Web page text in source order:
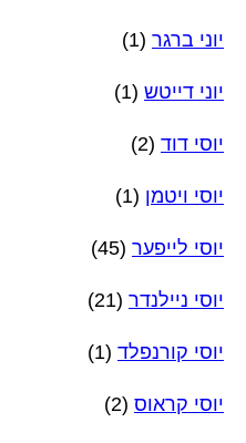
יוני ברגר (1)
יוני דייטש (1)
יוסי דוד (2)
יוסי ויטמן (1)
יוסי לייפער (45)
יוסי ניילנדר (21)
יוסי קורנפלד (1)
יוסי קראוס (2)